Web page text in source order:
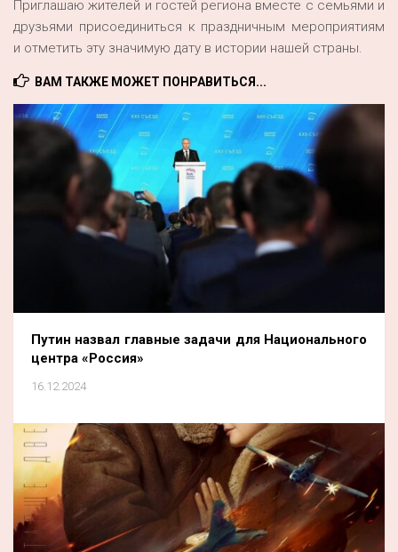
Приглашаю жителей и гостей региона вместе с семьями и
друзьями присоединиться к праздничным мероприятиям
и отметить эту значимую дату в истории нашей страны.
ВАМ ТАКЖЕ МОЖЕТ ПОНРАВИТЬСЯ...
Путин назвал главные задачи для Национального
центра «Россия»
16.12.2024